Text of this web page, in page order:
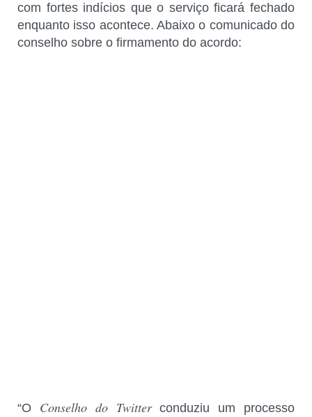
com fortes indícios que o serviço ficará fechado
enquanto isso acontece. Abaixo o comunicado do
conselho sobre o firmamento do acordo:
“O Conselho do Twitterconduziu um processo